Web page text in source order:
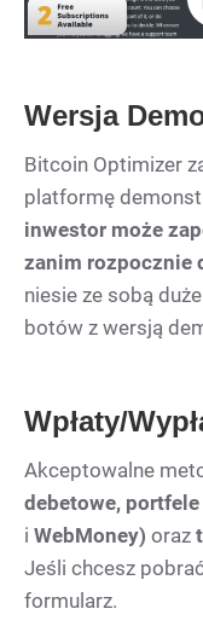
Wersja
Bitcoin Optimizer
platformę
inwestor może
zanim rozpocznie
niesie ze sobą
botów z wersją
Wpłaty/
Akceptowalne
debetowe,
i WebMoney) oraz
Jeśli chcesz
formularz.